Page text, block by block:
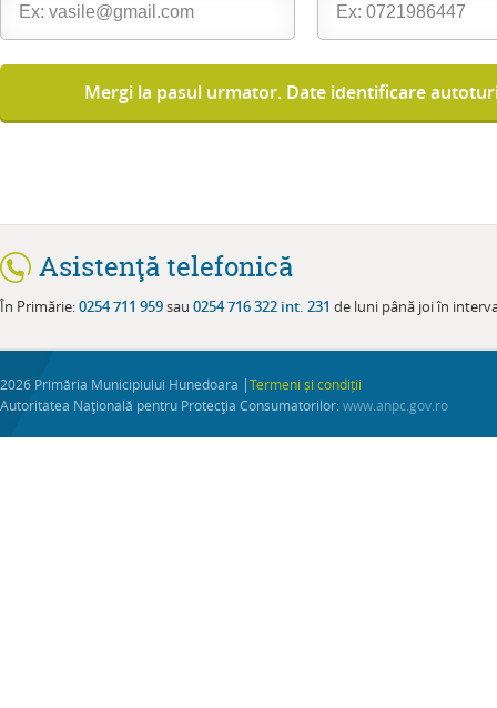
Asistenţă telefonică
În Primărie:0254 711 959sau 0254 716 322 int. 231 de luni până joi în
2026 Primăria Municipiului Hunedoara |Termeni și condiții
Autoritatea Naţională pentru Protecţia Consumatorilor:www.anpc.gov.ro